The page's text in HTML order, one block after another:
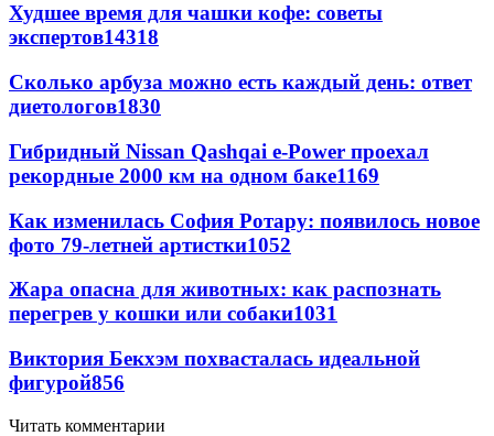
Худшее время для чашки кофе: советы
экспертов14318
Сколько арбуза можно есть каждый день: ответ
диетологов1830
Гибридный Nissan Qashqai e-Power проехал
рекордные 2000 км на одном баке1169
Как изменилась София Ротару: появилось новое
фото 79-летней артистки1052
Жара опасна для животных: как распознать
перегрев у кошки или собаки1031
Виктория Бекхэм похвасталась идеальной
фигурой856
Читать комментарии